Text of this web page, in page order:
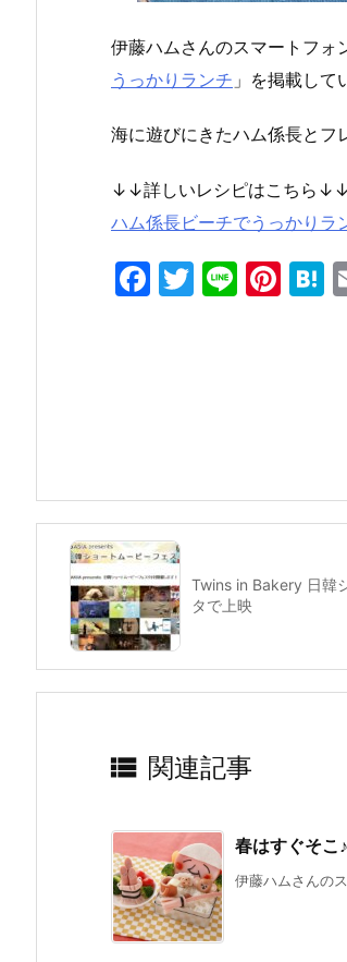
伊藤ハムさんのスマートフォ
うっかりランチ 」を掲載して
海に遊びにきたハム係長とフ
↓↓詳しいレシピはこちら↓↓
ハム係長ビーチでうっかりラ
F
k
T
Li Pi
Twins in Bakery 日韓
タで上映
 関連記事
春はすぐそこ
伊藤ハムさんの